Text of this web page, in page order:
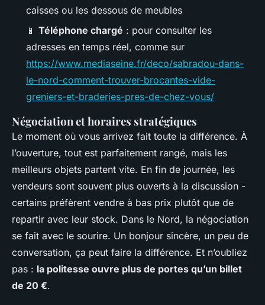
caisses ou les dessous de meubles
📱 Téléphone chargé : pour consulter les
adresses en temps réel, comme sur
https://www.mediaseine.fr/deco/sabradou-dans-
le-nord-comment-trouver-brocantes-vide-
greniers-et-braderies-pres-de-chez-vous/
Négociation et horaires stratégiques
Le moment où vous arrivez fait toute la différence. À
l’ouverture, tout est parfaitement rangé, mais les
meilleurs objets partent vite. En fin de journée, les
vendeurs sont souvent plus ouverts à la discussion -
certains préfèrent vendre à bas prix plutôt que de
repartir avec leur stock. Dans le Nord, la négociation
se fait avec le sourire. Un bonjour sincère, un peu de
conversation, ça peut faire la différence. Et n’oubliez
pas : la politesse ouvre plus de portes qu’un billet
de 20 €.